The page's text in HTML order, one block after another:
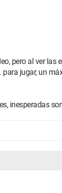
pero al ver
jugar, un
inesperadas